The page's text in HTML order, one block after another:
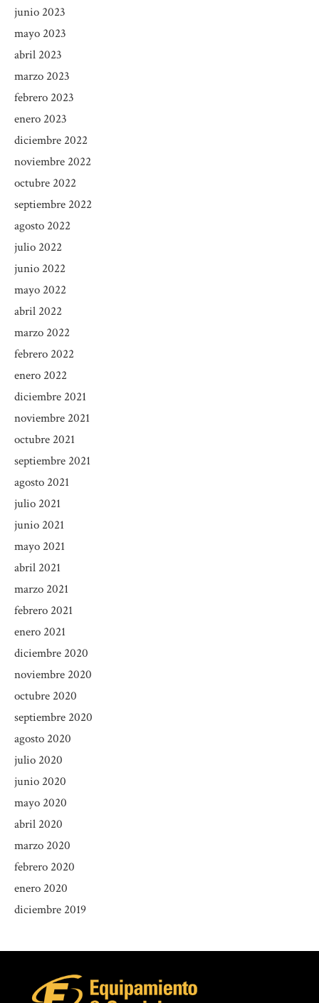
junio 2023
mayo 2023
abril 2023
marzo 2023
febrero 2023
enero 2023
diciembre 2022
noviembre 2022
octubre 2022
septiembre 2022
agosto 2022
julio 2022
junio 2022
mayo 2022
abril 2022
marzo 2022
febrero 2022
enero 2022
diciembre 2021
noviembre 2021
octubre 2021
septiembre 2021
agosto 2021
julio 2021
junio 2021
mayo 2021
abril 2021
marzo 2021
febrero 2021
enero 2021
diciembre 2020
noviembre 2020
octubre 2020
septiembre 2020
agosto 2020
julio 2020
junio 2020
mayo 2020
abril 2020
marzo 2020
febrero 2020
enero 2020
diciembre 2019